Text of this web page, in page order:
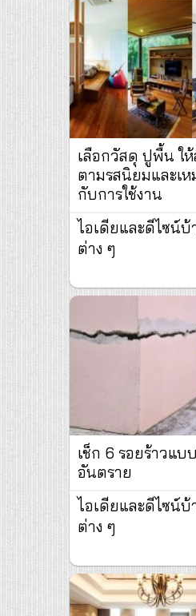
เลือกวัสดุ ปูพื้น ใ
ตามรสนิยมและเห
กับการใช้งาน
ไอเดียและดีไซน์
ต่าง ๆ
เช็ก 6 รอยร้าวแบ
อันตราย
ไอเดียและดีไซน์
ต่าง ๆ